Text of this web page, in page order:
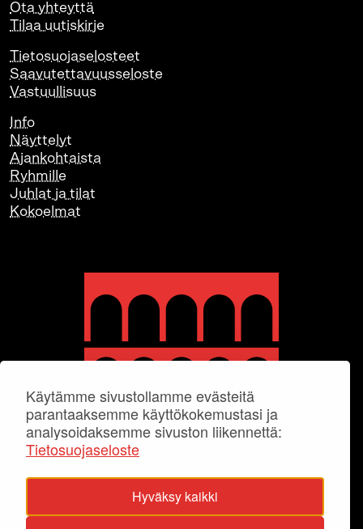
Käytämme sivustollamme evästeitä
parantaaksemme käyttökokemustasi ja
analysoidaksemme sivuston liikennettä:
Tietosuojaseloste
Hyväksy kaikki
Ota yhteyttä
Tilaa uutiskirje
Tietosuojaselosteet
Saavutettavuusseloste
Vastuullisuus
Info
Näyttelyt
Ajankohtaista
Ryhmille
Juhlat ja tilat
Kokoelmat